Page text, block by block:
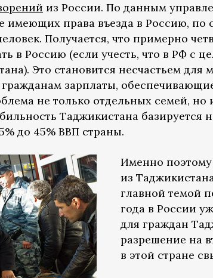
из России. По данным
имеющих права въезда в Россию, по
Получается, что примерно
в Россию (если учесть, что в РФ с
Это становится несчастьем
зарплаты,
не только отдельных семей, но
Таджикистана
до 45% ВВП страны.
Именно
из
главной темой
года в России
для граждан
разрешение на
в этой стране